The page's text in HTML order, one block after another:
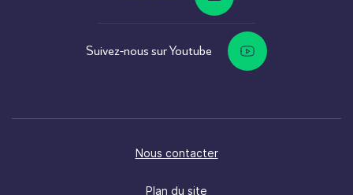
Suivez-nous sur Youtube
Nous contacter
Plan du site